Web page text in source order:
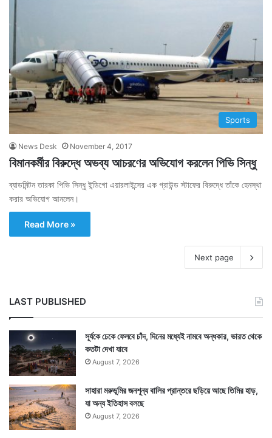
Sports
News Desk November 4, 2017
বিমানকর্মীর বিরুদ্ধে অভব্য আচরণের অভিযোগ করলেন পিভি সিন্ধু
ব্যাডমিন্টন তারকা পিভি সিন্ধু ইন্ডিগো এয়ারলাইন্সের এক গ্রাউন্ড স্টাফের বিরুদ্ধে তাঁকে হেনস্থা
করার অভিযোগ আনলেন।
Read More »
Next page
LAST PUBLISHED
সূর্যকে ঢেকে ফেলবে চাঁদ, দিনের মধ্যেই নামবে অন্ধকার, ভারত থেকে
কতটা দেখা যাবে
August 7, 2026
সাহারা মরুভূমির জনশূন্য বালির প্রান্তরে ছড়িয়ে আছে তিমির হাড়,
যা অন্য ইতিহাস বলছে
August 7, 2026